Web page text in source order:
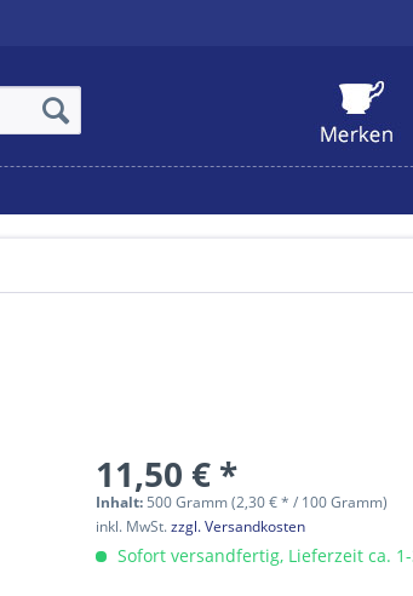
11,50 € *
Inhalt: 500 Gramm (2,30 € * / 100 Gramm)
inkl. MwSt.zzgl. Versandkosten
Sofort versandfertig, Lieferzeit ca.